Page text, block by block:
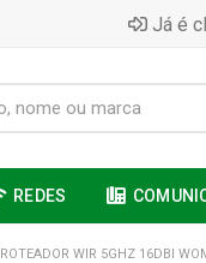
Já é
REDES
ROTEADOR WIR 5GHZ 16DBI